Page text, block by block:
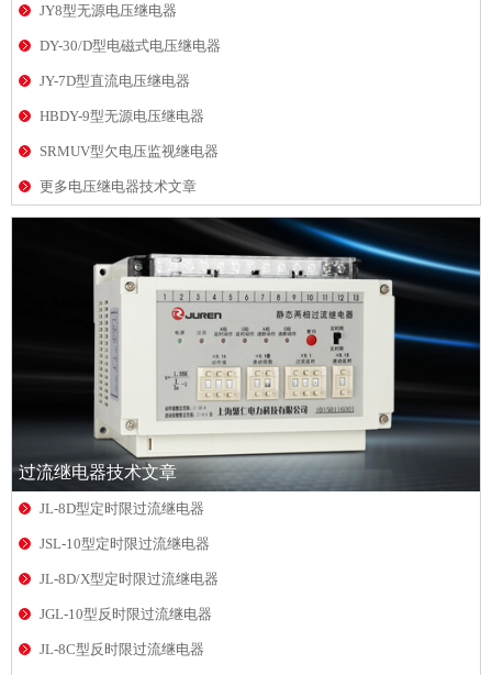
JY8型无源电压继电器
DY-30/D型电磁式电压继电器
JY-7D型直流电压继电器
HBDY-9型无源电压继电器
SRMUV型欠电压监视继电器
更多电压继电器技术文章
过流继电器技术文章
JL-8D型定时限过流继电器
JSL-10型定时限过流继电器
JL-8D/X型定时限过流继电器
JGL-10型反时限过流继电器
JL-8C型反时限过流继电器